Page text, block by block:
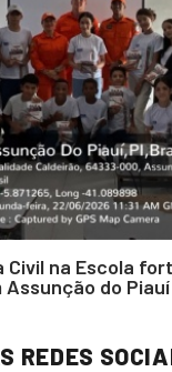
Civil na Escola
do Piauí
REDES